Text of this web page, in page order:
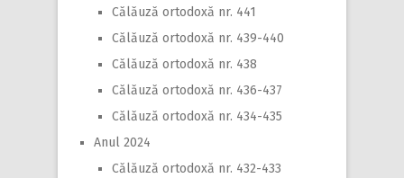
Călăuză ortodoxă nr. 441
Călăuză ortodoxă nr. 439-440
Călăuză ortodoxă nr. 438
Călăuză ortodoxă nr. 436-437
Călăuză ortodoxă nr. 434-435
Anul 2024
Călăuză ortodoxă nr. 432-433